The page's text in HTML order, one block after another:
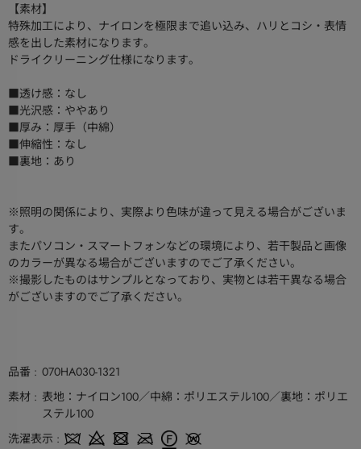
【素材】
特殊加工により、ナイロンを極限まで追い込み、ハリとコシ・表情
感を出した素材になります。
ドライクリーニング仕様になります。
■透け感：なし
■光沢感：ややあり
■厚み：厚手（中綿）
■伸縮性：なし
■裏地：あり
※照明の関係により、実際より色味が違って見える場合がございま
す。
またパソコン・スマートフォンなどの環境により、若干製品と画像
のカラーが異なる場合がございますのでご了承ください。
※撮影したものはサンプルとなっており、実物とは若干異なる場合
がございますのでご了承ください。
品番
070HA030-1321
素材
表地：ナイロン100／中綿：ポリエステル100／裏地：ポリエ
ステル100
洗濯表示